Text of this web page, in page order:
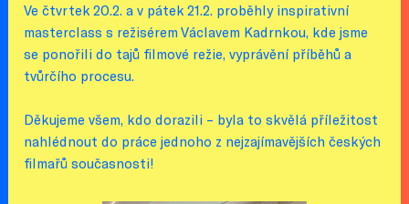
Ve čtvrtek 20.2. a v pátek 21.2. proběhly inspirativní
masterclass s režisérem Václavem Kadrnkou, kde jsme
se ponořili do tajů filmové režie, vyprávění příběhů a
tvůrčího procesu.
Děkujeme všem, kdo dorazili – byla to skvělá příležitost
nahlédnout do práce jednoho z nejzajímavějších českých
filmařů současnosti!